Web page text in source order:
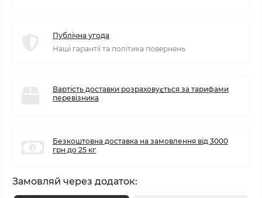
Публічна угода
Наші гарантії та політика повернень
Вартість доставки розраховується за тарифами
перевізника
Безкоштовна доставка на замовлення від 3000
грн до 25 кг
Замовляй через додаток: